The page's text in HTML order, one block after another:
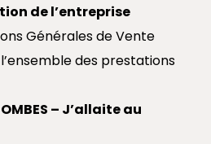
de l’entreprise
Générales de Vente
des prestations
– J’allaite au